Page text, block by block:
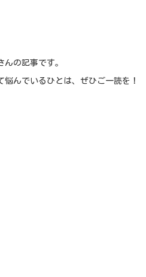
の記事です。
んでいるひとは、ぜひご一読を！